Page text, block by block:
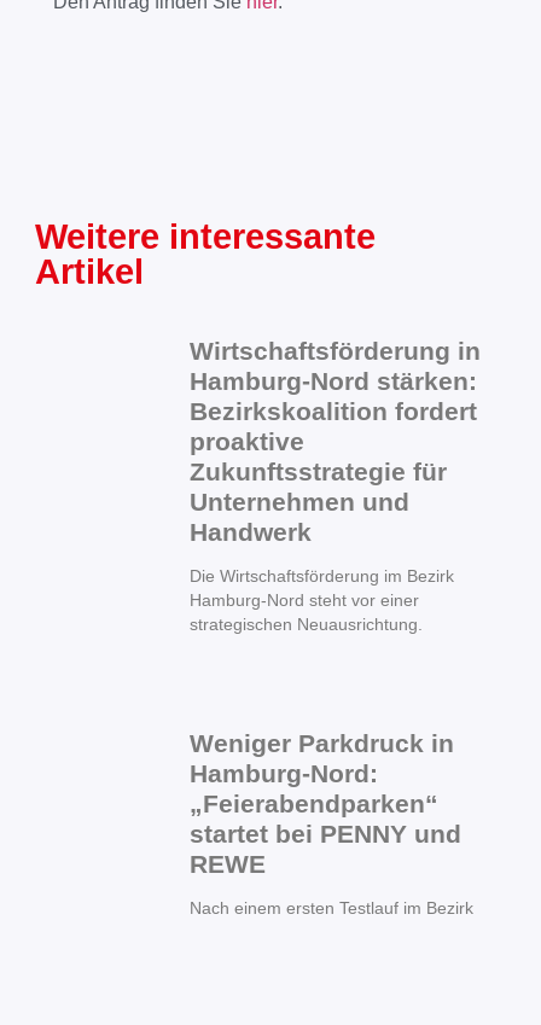
Weitere interessante
Artikel
Wirtschaftsförderung in
Hamburg-Nord stärken:
Bezirkskoalition fordert
proaktive
Zukunftsstrategie für
Unternehmen und
Handwerk
Die Wirtschaftsförderung im Bezirk
Hamburg-Nord steht vor einer
strategischen Neuausrichtung.
Weniger Parkdruck in
Hamburg-Nord:
„Feierabendparken“
startet bei PENNY und
REWE
Nach einem ersten Testlauf im Bezirk